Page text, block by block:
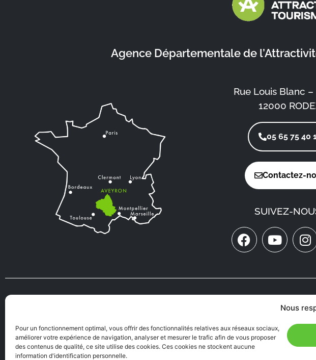
Nous
Pour un fonctionnement optimal, vous offrir des fonctionnalités relatives aux réseaux sociaux,
améliorer votre expérience de navigation, analyser et mesurer le trafic afin de vous proposer
des contenus de qualité, ce site utilise des cookies. Ces cookies ne stockent aucune
information d'identification personnelle.
Agence Départementale de
Rue Louis Blanc –
12000
05 65 75 40
Contactez-
SUIVEZ-
MÉDECINS